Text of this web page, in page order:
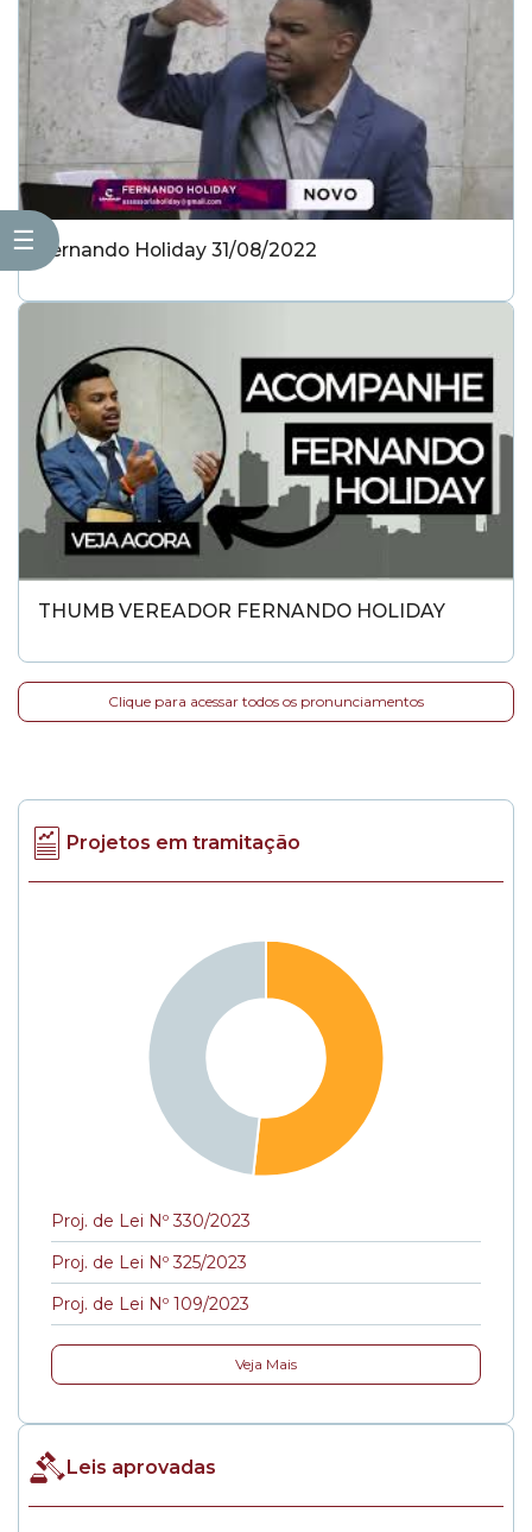
☰ Fernando Holiday 31/08/2022
THUMB VEREADOR FERNANDO HOLIDAY
Clique para acessar todos os pronunciamentos
Projetos em tramitação
Proj. de Lei Nº 330/2023
Proj. de Lei Nº 325/2023
Proj. de Lei Nº 109/2023
Veja Mais
Leis aprovadas